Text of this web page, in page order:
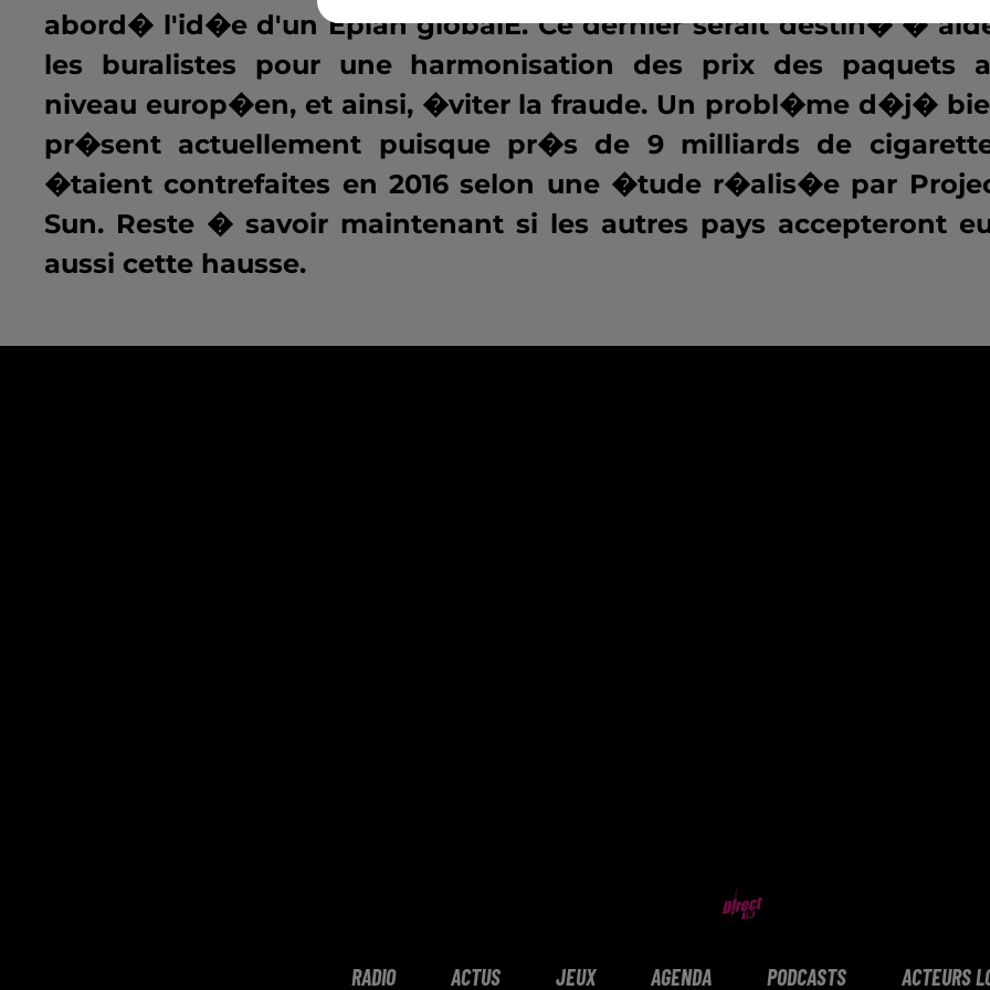
abord� l'id�e d'un Èplan globalÈ. Ce dernier serait destin� �
les buralistes pour une harmonisation des prix des paquets
niveau europ�en, et ainsi, �viter la fraude. Un probl�me d�j�
pr�sent actuellement puisque pr�s de 9 milliards de
�taient contrefaites en 2016 selon une �tude r�alis�e par
Sun. Reste � savoir maintenant si les autres pays accepteront
aussi cette hausse.
RADIO ACTUS JEUX AGENDA PODCASTS ACTEURS